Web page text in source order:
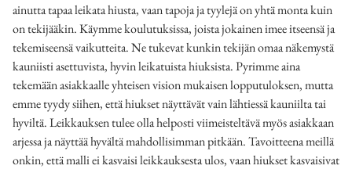
ainutta tapaa leikata hiusta, vaan tapoja ja tyylejä on yhtä monta kuin
on tekijääkin. Käymme koulutuksissa, joista jokainen imee itseensä ja
tekemiseensä vaikutteita. Ne tukevat kunkin tekijän omaa näkemystä
kauniisti asettuvista, hyvin leikatuista hiuksista. Pyrimme aina
tekemään asiakkaalle yhteisen vision mukaisen lopputuloksen, mutta
emme tyydy siihen, että hiukset näyttävät vain lähtiessä kauniilta tai
hyviltä. Leikkauksen tulee olla helposti viimeisteltävä myös asiakkaan
arjessa ja näyttää hyvältä mahdollisimman pitkään. Tavoitteena meillä
onkin, että malli ei kasvaisi leikkauksesta ulos, vaan hiukset kasvaisivat